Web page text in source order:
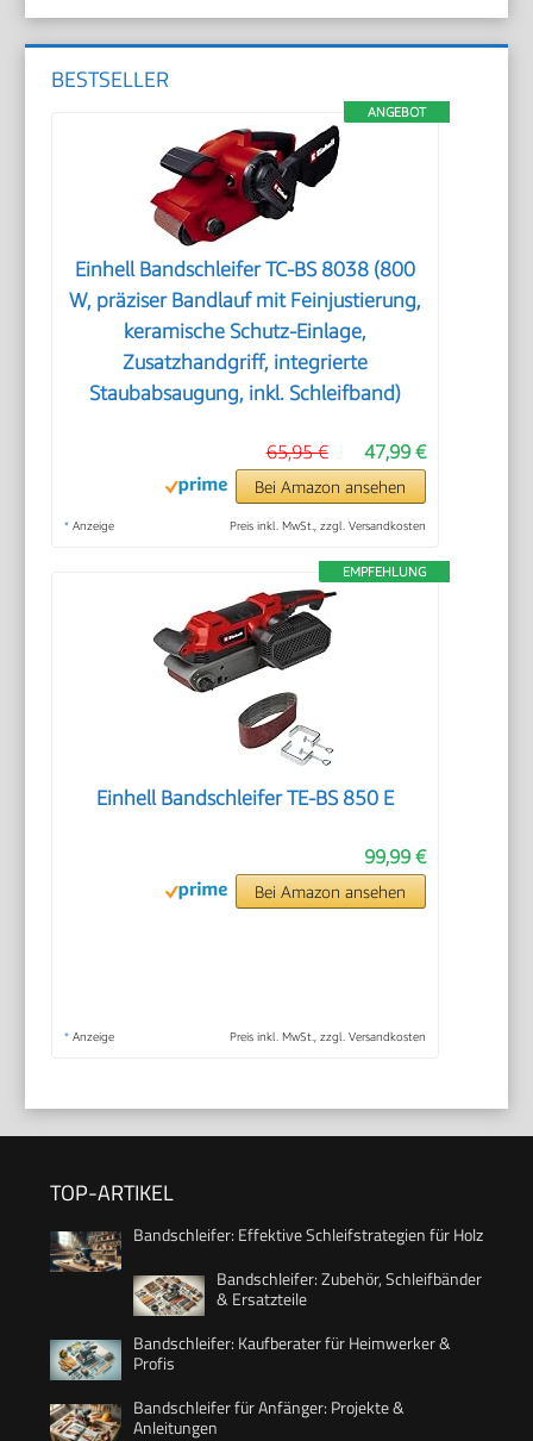
BESTSELLER
ANGEBOT
Einhell Bandschleifer TC-BS 8038 (800
W, präziser Bandlauf mit Feinjustierung,
keramische Schutz-Einlage,
Zusatzhandgriff, integrierte
Staubabsaugung, inkl. Schleifband)
47,99 €
65,95 €
Bei Amazon ansehen
* Anzeige Preis inkl. MwSt., zzgl. Versandkosten
EMPFEHLUNG
Einhell Bandschleifer TE-BS 850 E
99,99 €
Bei Amazon ansehen
* Anzeige Preis inkl. MwSt., zzgl. Versandkosten
TOP-ARTIKEL
Bandschleifer: Effektive Schleifstrategien für Holz
Bandschleifer: Zubehör, Schleifbänder
& Ersatzteile
Bandschleifer: Kaufberater für Heimwerker &
Profis
Bandschleifer für Anfänger: Projekte &
Anleitungen